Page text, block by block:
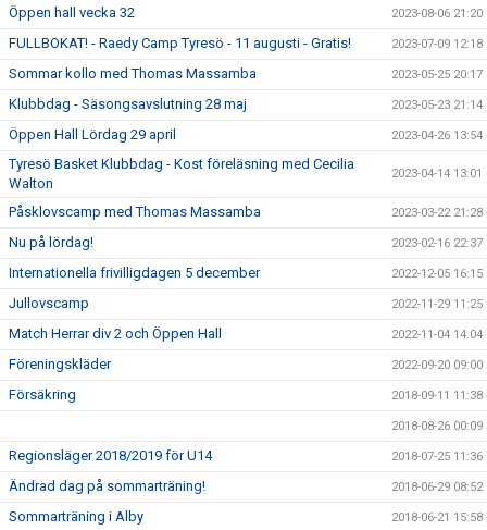
Öppen hall vecka 32 2023-08-06 21:20
FULLBOKAT! - Raedy Camp Tyresö - 11 augusti - Gratis! 2023-07-09 12:18
Sommar kollo med Thomas Massamba 2023-05-25 20:17
Klubbdag - Säsongsavslutning 28 maj 2023-05-23 21:14
Öppen Hall Lördag 29 april 2023-04-26 13:54
Tyresö Basket Klubbdag - Kost föreläsning med Cecilia
Walton
2023-04-14 13:01
Påsklovscamp med Thomas Massamba 2023-03-22 21:28
Nu på lördag! 2023-02-16 22:37
Internationella frivilligdagen 5 december 2022-12-05 16:15
Jullovscamp 2022-11-29 11:25
Match Herrar div 2 och Öppen Hall 2022-11-04 14:04
Föreningskläder 2022-09-20 09:00
Försäkring 2018-09-11 11:38
2018-08-26 00:09
Regionsläger 2018/2019 för U14 2018-07-25 11:36
Ändrad dag på sommarträning! 2018-06-29 08:52
Sommarträning i Alby 2018-06-21 15:58